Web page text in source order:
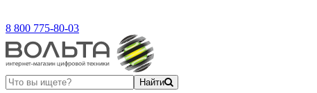
8 800 775-80-03
Найти